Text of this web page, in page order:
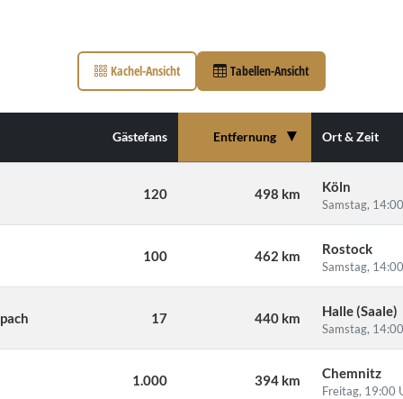
Kachel-Ansicht Tabellen-Ansicht
Gästefans Entfernung ▼ Ort & Zeit
120 498 km Köln
Samstag,
100 462 km Rostock
Samstag,
17 440 km Halle (Saale)
Samstag,
1.000 394 km Chemnitz
Freitag, 19:00